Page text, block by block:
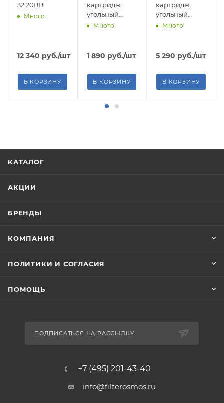
32 20ВВ
Много
12 340 руб./шт
В КОРЗИНУ
картридж
угольный
СВС10 20ВВ
Много
1 890 руб./шт
В КОРЗИНУ
картридж
угольный
СВС10 20ВВ
Много
5 290 руб./шт
В КОРЗИНУ
КАТАЛОГ
АКЦИИ
БРЕНДЫ
КОМПАНИЯ
ПОЛИТИКИ И СОГЛАСИЯ
ПОМОЩЬ
ПОДПИСАТЬСЯ НА РАССЫЛКУ
+7 (495) 201-43-40
info@filterosmos.ru